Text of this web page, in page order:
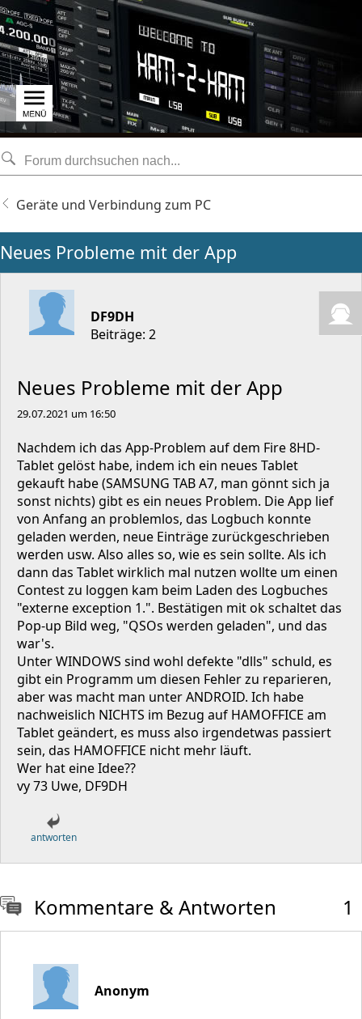
Geräte und Verbindung zum PC
Neues Probleme mit der App
DF9DH
Beiträge: 2
Neues Probleme mit der App
29.07.2021 um 16:50
Nachdem ich das App-Problem auf dem Fire 8HD-
Tablet gelöst habe, indem ich ein neues Tablet
gekauft habe (SAMSUNG TAB A7, man gönnt sich ja
sonst nichts) gibt es ein neues Problem. Die App lief
von Anfang an problemlos, das Logbuch konnte
geladen werden, neue Einträge zurückgeschrieben
werden usw. Also alles so, wie es sein sollte. Als ich
dann das Tablet wirklich mal nutzen wollte um einen
Contest zu loggen kam beim Laden des Logbuches
"externe exception 1.". Bestätigen mit ok schaltet das
Pop-up Bild weg, "QSOs werden geladen", und das
war's.
Unter WINDOWS sind wohl defekte "dlls" schuld, es
gibt ein Programm um diesen Fehler zu reparieren,
aber was macht man unter ANDROID. Ich habe
nachweislich NICHTS im Bezug auf HAMOFFICE am
Tablet geändert, es muss also irgendetwas passiert
sein, das HAMOFFICE nicht mehr läuft.
Wer hat eine Idee??
vy 73 Uwe, DF9DH
antworten
Kommentare & Antworten 1
Anonym